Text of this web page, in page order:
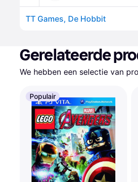
TT Games, De Hobbit
Gerelateerde
We hebben een selectie van
Populair